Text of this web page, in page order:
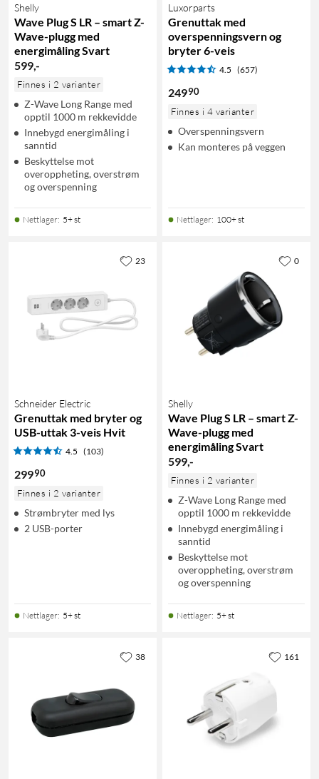
Shelly
Wave Plug S LR – smart Z-
Wave-plugg med
energimåling Svart
599,-
Finnes i 2 varianter
Z-Wave Long Range med
opptil 1000 m rekkevidde
Innebygd energimåling i
sanntid
Beskyttelse mot
overoppheting, overstrøm
og overspenning
Nettlager: 5+ st
Luxorparts
Grenuttak med
overspenningsvern og
bryter 6-veis
4.5 (657)
24990
Finnes i 4 varianter
Overspenningsvern
Kan monteres på veggen
Nettlager: 100+ st
Schneider Electric
Grenuttak med bryter og
USB-uttak 3-veis Hvit
4.5 (103)
29990
Finnes i 2 varianter
Strømbryter med lys
2 USB-porter
Nettlager: 5+ st
23
Shelly
Wave Plug S LR – smart Z-
Wave-plugg med
energimåling Svart
599,-
Finnes i 2 varianter
Z-Wave Long Range med
opptil 1000 m rekkevidde
Innebygd energimåling i
sanntid
Beskyttelse mot
overoppheting, overstrøm
og overspenning
Nettlager: 5+ st
0
38 161